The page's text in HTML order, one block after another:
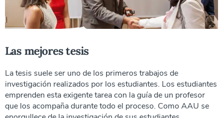
Las mejores tesis
La tesis suele ser uno de los primeros trabajos de
investigación realizados por los estudiantes. Los estudiantes
emprenden esta exigente tarea con la guía de un profesor
que los acompaña durante todo el proceso. Como AAU se